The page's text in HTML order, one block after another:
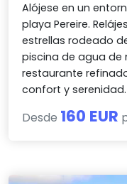
Alójese en un
playa Pereire.
estrellas rodeado
piscina de agua de
restaurante
confort y serenidad.
Desde 160 EUR